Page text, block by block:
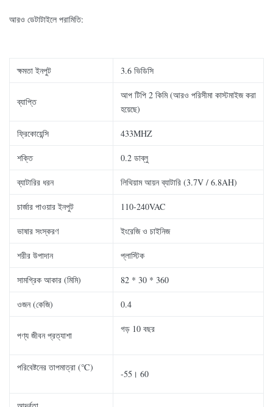
আরও ডেটাটাইলে পরামিতি:
ক্ষমতা ইনপুট 3.6 ভিডিসি
ব্যাপ্তি
আপ টিপি 2 কিমি (আরও পরিসীমা কাস্টমাইজ করা
হয়েছে)
ফ্রিকোয়েন্সি 433MHZ
শক্তি 0.2 ডাব্লু
ব্যাটারির ধরন লিথিয়াম আয়ন ব্যাটারি (3.7V / 6.8AH)
চার্জার পাওয়ার ইনপুট 110-240VAC
ভাষার সংস্করণ ইংরেজি ও চাইনিজ
শরীর উপাদান প্লাস্টিক
সামগ্রিক আকার (মিমি) 82 * 30 * 360
ওজন (কেজি) 0.4
পণ্য জীবন প্রত্যাশা
গড় 10 বছর
পরিবেষ্টনের তাপমাত্রা (℃)
-55। 60